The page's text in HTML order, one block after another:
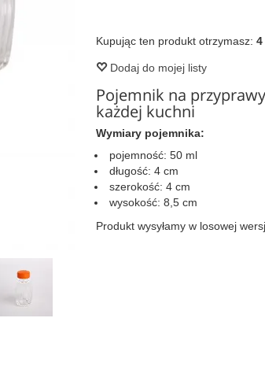
Kupując ten produkt otrzymasz:
Dodaj do mojej listy
Pojemnik na
każdej kuchni
Wymiary pojemnika:
pojemność: 50 ml
długość: 4 cm
szerokość: 4 cm
wysokość: 8,5 cm
Produkt wysyłamy w losowej